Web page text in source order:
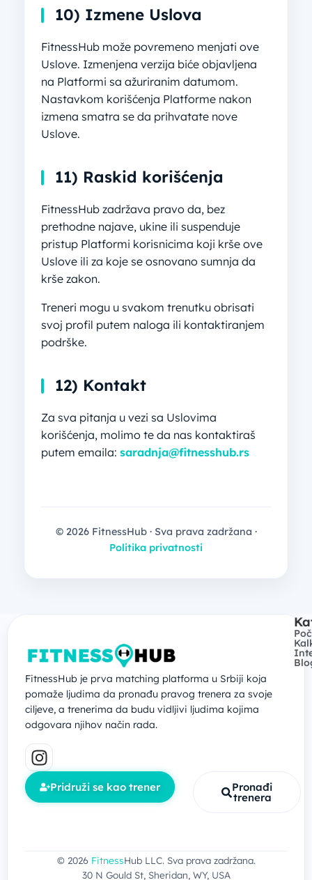
10) Izmene Uslova
FitnessHub može povremeno menjati ove
Uslove. Izmenjena verzija biće objavljena
na Platformi sa ažuriranim datumom.
Nastavkom korišćenja Platforme nakon
izmena smatra se da prihvatate nove
Uslove.
11) Raskid korišćenja
FitnessHub zadržava pravo da, bez
prethodne najave, ukine ili suspenduje
pristup Platformi korisnicima koji krše ove
Uslove ili za koje se osnovano sumnja da
krše zakon.
Treneri mogu u svakom trenutku obrisati
svoj profil putem naloga ili kontaktiranjem
podrške.
12) Kontakt
Za sva pitanja u vezi sa Uslovima
korišćenja, molimo te da nas kontaktiraš
putem emaila: saradnja@fitnesshub.rs
© 2026 FitnessHub · Sva prava zadržana ·
Politika privatnosti
FitnessHub je prva matching platforma u Srbiji koja
pomaže ljudima da pronađu pravog trenera za svoje
ciljeve, a trenerima da budu vidljivi ljudima kojima
odgovara njihov način rada.
Pridruži se kao trener Pronađi
trenera
© 2026 FitnessHub LLC. Sva prava zadržana.
30 N Gould St, Sheridan, WY, USA